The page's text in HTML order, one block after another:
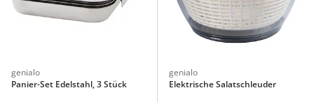
genialo
Panier-Set Edelstahl, 3 Stück
genialo
Elektrische Salatschleuder